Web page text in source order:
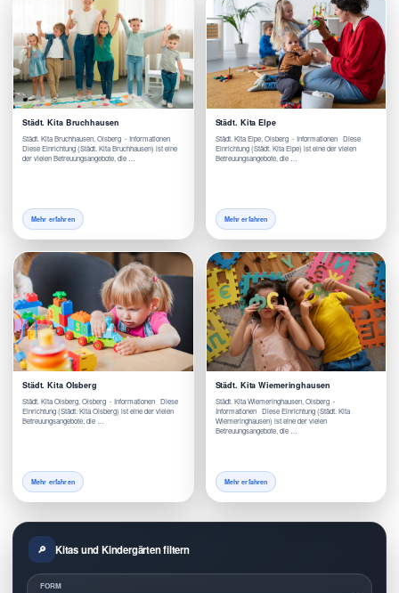
Städt. Kita Bruchhausen
Städt. Kita Bruchhausen, Olsberg - Informationen
Diese Einrichtung (Städt. Kita Bruchhausen) ist eine
der vielen Betreuungsangebote, die …
Mehr erfahren
Städt. Kita Elpe
Städt. Kita Elpe, Olsberg - Informationen Diese
Einrichtung (Städt. Kita Elpe) ist eine der vielen
Betreuungsangebote, die …
Mehr erfahren
Städt. Kita Olsberg
Städt. Kita Olsberg, Olsberg - Informationen Diese
Einrichtung (Städt. Kita Olsberg) ist eine der vielen
Betreuungsangebote, die …
Mehr erfahren
Städt. Kita Wiemeringhausen
Städt. Kita Wiemeringhausen, Olsberg -
Informationen Diese Einrichtung (Städt. Kita
Wiemeringhausen) ist eine der vielen
Betreuungsangebote, die …
Mehr erfahren
Kitas und Kindergärten filtern
FORM